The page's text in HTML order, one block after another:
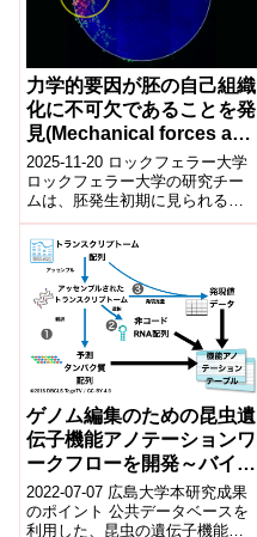
力学的要因が胚の自己組織
化に不可欠であることを発
見(Mechanical forces are
key to embryonic self-
organization)
2025-11-20 ロックフェラー大学
ロックフェラー大学の研究チー
ムは、胚発生初期に見られる
「自己組織化」が、これまで考
えられてきた化学シグナルだけ
でなく、細...
ゲノム編集のための昆虫遺
伝子機能アノテーションワ
ークフローを開発～バイオ
DXによる昆虫機能利用に
道～
2022-07-07 広島大学本研究成果
のポイント 公共データベースを
利用した、昆虫の遺伝子機能ア